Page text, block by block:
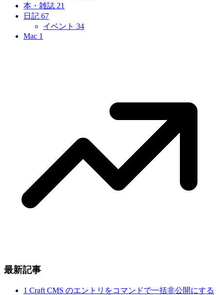
本・雑誌 21
日記 67
イベント 34
Mac 1
最新記事
1 Craft CMS のエントリをコマンドで一括非公開にする